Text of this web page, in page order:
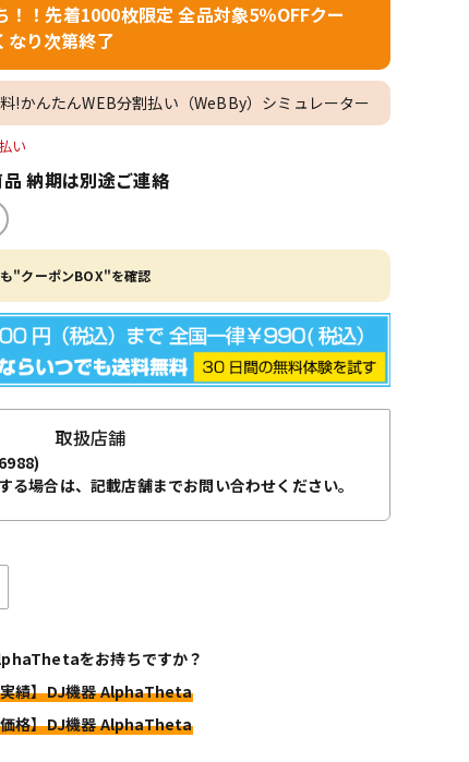
！先着1000枚限定 全品対象5％OFFクー
り次第終了
!かんたんWEB分割払い（WeBBy）シミュレーター
い
納期は別途ご連絡
"クーポンBOX"を確認
取扱店舗
場合は、記載店舗までお問い合わせください。
をお持ちですか？
績】DJ機器 AlphaTheta
格】DJ機器 AlphaTheta